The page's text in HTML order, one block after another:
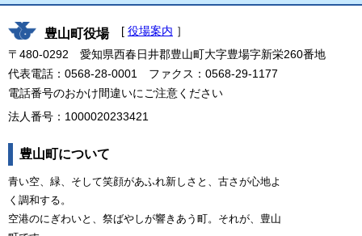
豊山町役場 [ 役場案内 ］
〒480-0292 愛知県西春日井郡豊山町大字豊場字新栄260番地
代表電話：0568-28-0001 ファクス：0568-29-1177
電話番号のおかけ間違いにご注意ください
法人番号：1000020233421
豊山町について
青い空、緑、そして笑顔があふれ新しさと、古さが心地よ
く調和する。
空港のにぎわいと、祭ばやしが響きあう町。それが、豊山